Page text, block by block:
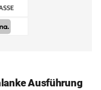
Ausführung